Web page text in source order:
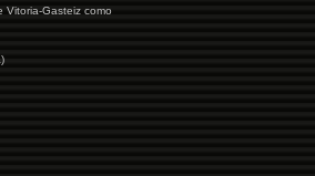
Vitoria-Gasteiz como